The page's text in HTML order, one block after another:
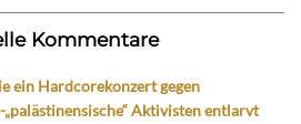
Kommentare
ein Hardcorekonzert gegen
Aktivisten entlarvt